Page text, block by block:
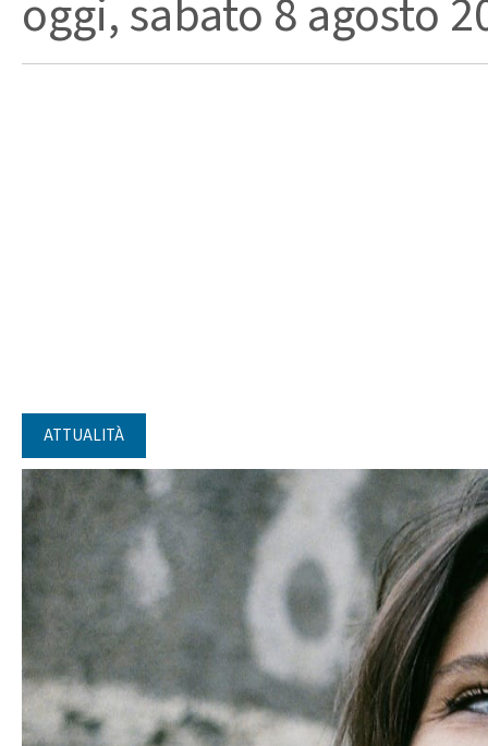
oggi, sabato 8 agosto
ATTUALITÀ